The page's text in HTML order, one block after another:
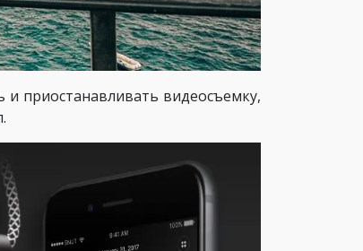
приостанавливать видеосъемку,